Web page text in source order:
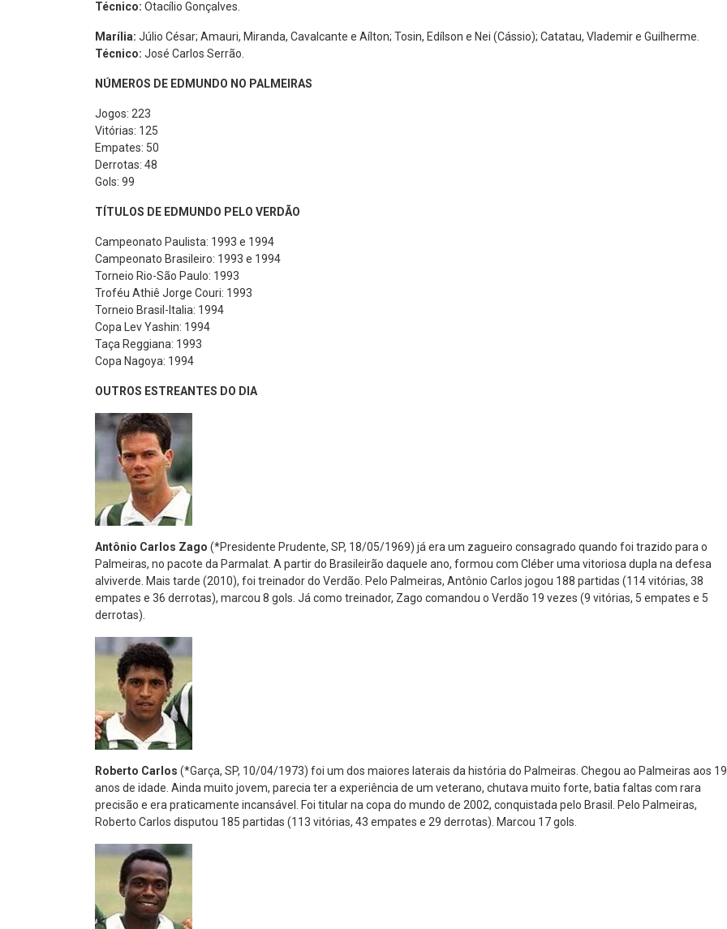
Técnico: Otacílio Gonçalves.
Marília: Júlio César; Amauri, Miranda, Cavalcante e Aílton; Tosin, Edílson e Nei (Cássio); Catatau, Vlademir e Guilherme.
Técnico: José Carlos Serrão.
NÚMEROS DE EDMUNDO NO PALMEIRAS
Jogos: 223
Vitórias: 125
Empates: 50
Derrotas: 48
Gols: 99
TÍTULOS DE EDMUNDO PELO VERDÃO
Campeonato Paulista: 1993 e 1994
Campeonato Brasileiro: 1993 e 1994
Torneio Rio-São Paulo: 1993
Troféu Athiê Jorge Couri: 1993
Torneio Brasil-Italia: 1994
Copa Lev Yashin: 1994
Taça Reggiana: 1993
Copa Nagoya: 1994
OUTROS ESTREANTES DO DIA
Antônio Carlos Zago (*Presidente Prudente, SP, 18/05/1969) já era um zagueiro consagrado quando foi trazido para o
Palmeiras, no pacote da Parmalat. A partir do Brasileirão daquele ano, formou com Cléber uma vitoriosa dupla na defesa
alviverde. Mais tarde (2010), foi treinador do Verdão. Pelo Palmeiras, Antônio Carlos jogou 188 partidas (114 vitórias, 38
empates e 36 derrotas), marcou 8 gols. Já como treinador, Zago comandou o Verdão 19 vezes (9 vitórias, 5 empates e 5
derrotas).
Roberto Carlos (*Garça, SP, 10/04/1973) foi um dos maiores laterais da história do Palmeiras. Chegou ao Palmeiras aos 19
anos de idade. Ainda muito jovem, parecia ter a experiência de um veterano, chutava muito forte, batia faltas com rara
precisão e era praticamente incansável. Foi titular na copa do mundo de 2002, conquistada pelo Brasil. Pelo Palmeiras,
Roberto Carlos disputou 185 partidas (113 vitórias, 43 empates e 29 derrotas). Marcou 17 gols.